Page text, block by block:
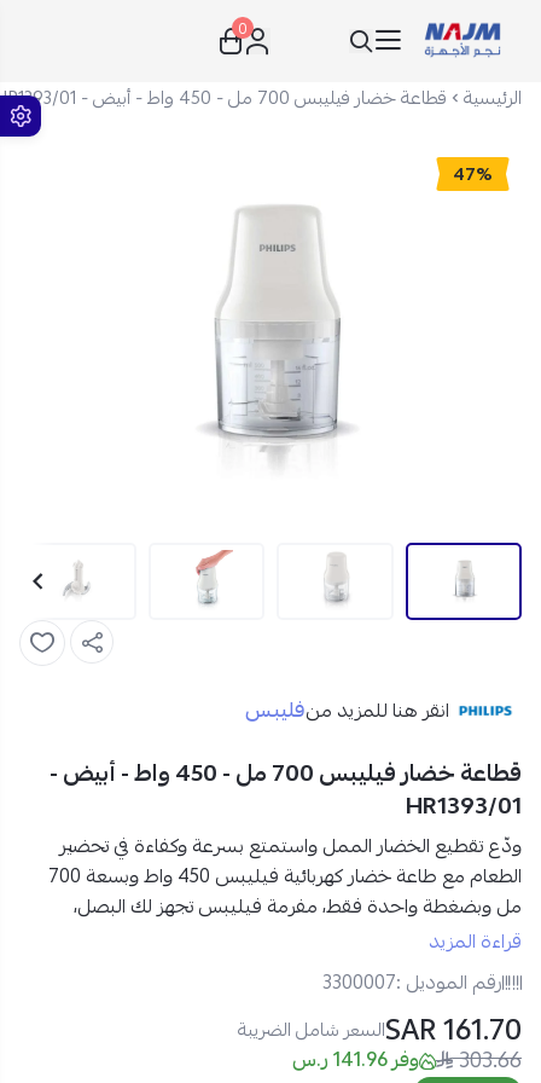
نجم الأجهزة
0
الرئيسية قطاعة خضار فيليبس 700 مل - 450 واط - أبيض - HR1393/01
47%
انقر هنا للمزيد منفليبس
قطاعة خضار فيليبس 700 مل - 450 واط - أبيض -
HR1393/01
ودّع تقطيع الخضار المملواستمتع بسرعة وكفاءة في تحضير
الطعام مع طاعة خضار كهربائية فيليبس 450 واط وبسعة 700
مل وبضغطة واحدة فقط،مفرمة فيليبستجهز لك البصل،
الأعشاب، المكسرات والمزيد
السريعة والمجهدة!
مواصفات قطاعة خضار كهربائية فيليبس 450 واط في السعودية:
العلامة التجارية:فيليبس
قراءة المزيد
رقم الموديل :3300007
161.70 SAR السعر شامل الضريبة
303.66 وفر 141.96 ر.س